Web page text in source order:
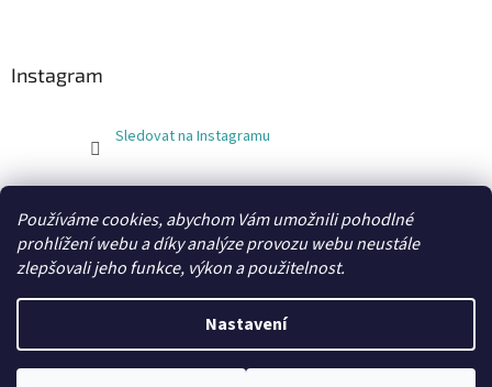
Používáme cookies, abychom Vám umožnili pohodlné
prohlížení webu a díky analýze provozu webu neustále
zlepšovali jeho funkce, výkon a použitelnost.
Nastavení
Instagram
Sledovat na Instagramu
Copyright 2026xobaly.cz. Všechna práva vyhrazena.